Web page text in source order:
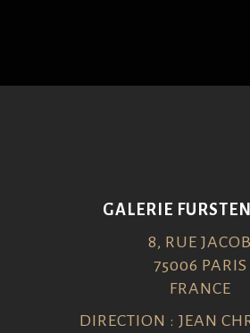
GALERIE
8, RUE JACOB
75006 PARIS
FRANCE
DIRECTION : JEAN